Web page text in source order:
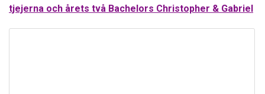
tjejerna och årets två Bachelors Christopher & Gabriel